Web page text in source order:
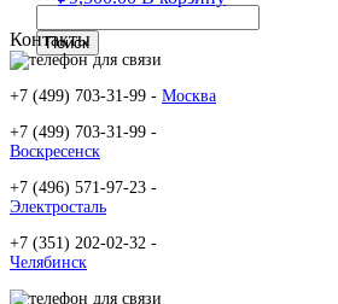
Контакты
+7 (499) 703-31-99 - Москва
+7 (499) 703-31-99 -
Воскресенск
+7 (496) 571-97-23 -
Электросталь
+7 (351) 202-02-32 -
Челябинск